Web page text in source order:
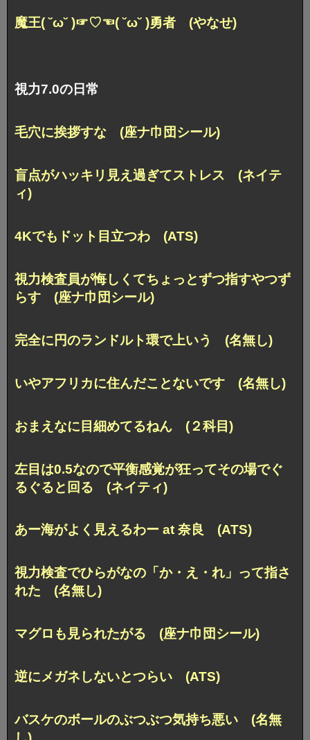
魔王( ˘ω˘ )☞♡☜( ˘ω˘ )勇者 (やなせ)
視力7.0の日常
毛穴に挨拶すな (座ナ巾団シール)
盲点がハッキリ見え過ぎてストレス (ネイテ
ィ)
4Kでもドット目立つわ (ATS)
視力検査員が悔しくてちょっとずつ指すやつず
らす (座ナ巾団シール)
完全に円のランドルト環で上いう (名無し)
いやアフリカに住んだことないです (名無し)
おまえなに目細めてるねん (２科目)
左目は0.5なので平衡感覚が狂ってその場でぐ
るぐると回る (ネイティ)
あー海がよく見えるわー at 奈良 (ATS)
視力検査でひらがなの「か・え・れ」って指さ
れた (名無し)
マグロも見られたがる (座ナ巾団シール)
逆にメガネしないとつらい (ATS)
バスケのボールのぶつぶつ気持ち悪い (名無